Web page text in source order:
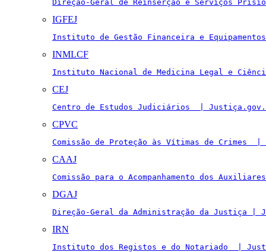
Direção-Geral de Reinserção e Serviços
IGFEJ
Instituto de Gestão Financeira e
INMLCF
Instituto Nacional de Medicina Legal e
CEJ
Centro de Estudos Judiciários  |
CPVC
Comissão de Proteção às Vítimas de Crimes
CAAJ
Comissão para o Acompanhamento dos
DGAJ
Direção-Geral da Administração da Justiça |
IRN
Instituto dos Registos e do Notariado  |